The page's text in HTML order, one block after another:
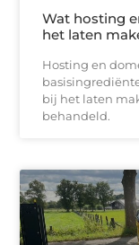
Wat hosting
het laten
Hosting en
bij het laten
behandeld.